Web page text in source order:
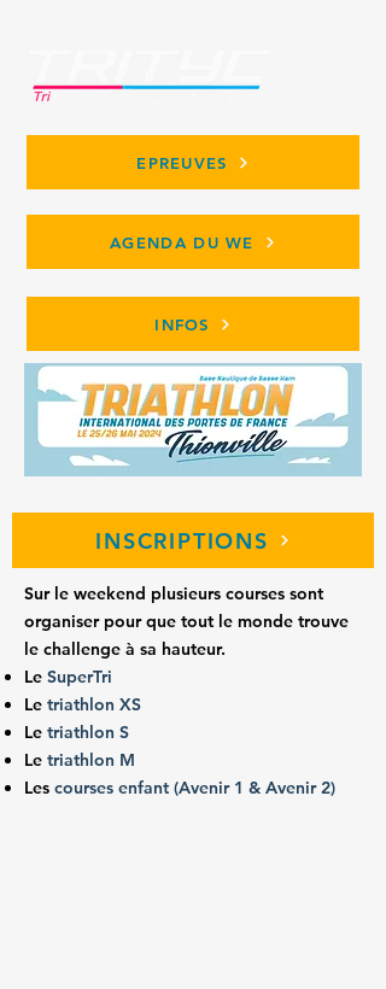
EPREUVES
AGENDA DU WE
INFOS
INSCRIPTIONS
Sur le weekend plusieurs courses sont
organiser pour que tout le monde trouve
le challenge à sa hauteur.
Le SuperTri
Le triathlon XS
Le triathlon S
Le triathlon M
Les courses enfant (Avenir 1 & Avenir 2)